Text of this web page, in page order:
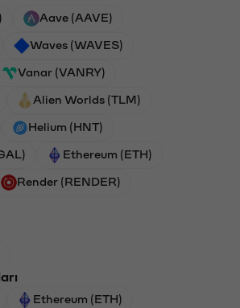
Aave (AAVE)
Waves (WAVES)
Vanar (VANRY)
Alien Worlds (TLM)
Helium (HNT)
Ethereum (ETH)
Render (RENDER)
Ethereum (ETH)